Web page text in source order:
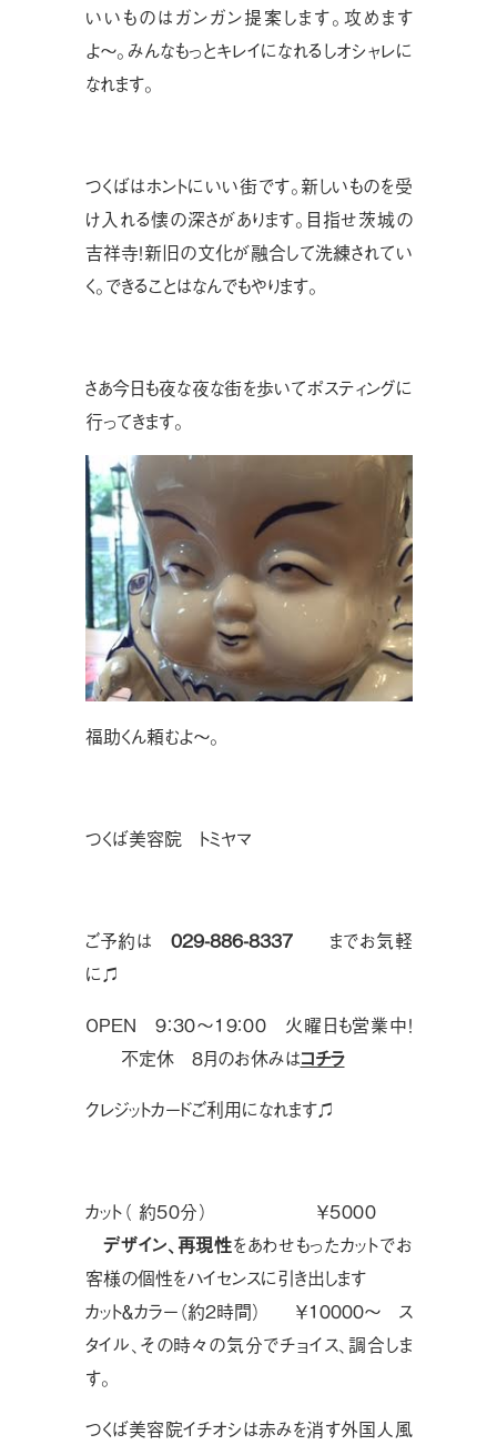
いいものはガンガン提案します。攻めます
よ〜。みんなもっとキレイになれるしオシャレに
なれます。
つくばはホントにいい街です。新しいものを受
け入れる懐の深さがあります。目指せ茨城の
吉祥寺！新旧の文化が融合して洗練されてい
く。できることはなんでもやります。
さあ今日も夜な夜な街を歩いてポスティングに
行ってきます。
福助くん頼むよ〜。
つくば美容院 トミヤマ
ご予約は 029-886-8337 までお気軽
に♫
OPEN ９：３０〜１９：００ 火曜日も営業中！
不定休 ８月のお休みはコチラ
クレジットカードご利用になれます♫
カット（約５０分） ￥５０００
デザイン、再現性をあわせもったカットでお
客様の個性をハイセンスに引き出します
カット＆カラー（約２時間） ￥１００００〜 ス
タイル、その時々の気分でチョイス、調合しま
す。
つくば美容院イチオシは赤みを消す外国人風